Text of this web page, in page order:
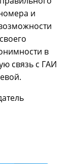
и
в
связь с ГАИ